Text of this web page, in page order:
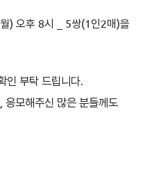
) 오후 8시
_ 5쌍(1인2매)을
인 부탁 드립니다.
응모해주신 많은 분들께도